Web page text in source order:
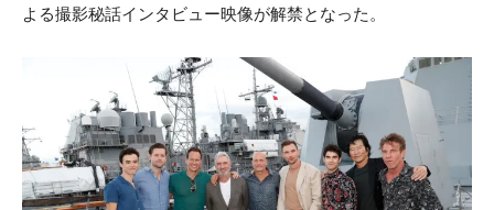
よる撮影秘話インタビュー映像が解禁となった。